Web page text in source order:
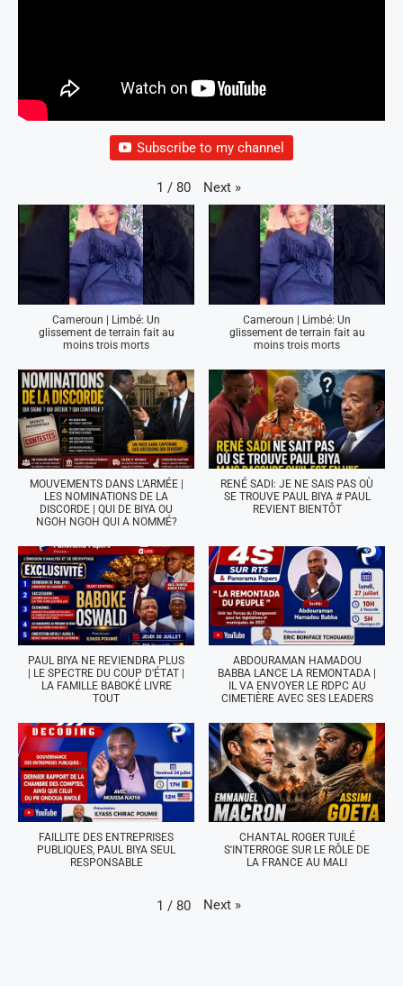
Subscribe to my channel
1 / 80 Next »
Cameroun | Limbé: Un
glissement de terrain fait au
moins trois morts
Cameroun | Limbé: Un
glissement de terrain fait au
moins trois morts
MOUVEMENTS DANS L'ARMÉE |
LES NOMINATIONS DE LA
DISCORDE | QUI DE BIYA OU
NGOH NGOH QUI A NOMMÉ?
RENÉ SADI: JE NE SAIS PAS OÙ
SE TROUVE PAUL BIYA # PAUL
REVIENT BIENTÔT
PAUL BIYA NE REVIENDRA PLUS
| LE SPECTRE DU COUP D'ÉTAT |
LA FAMILLE BABOKÉ LIVRE
TOUT
ABDOURAMAN HAMADOU
BABBA LANCE LA REMONTADA |
IL VA ENVOYER LE RDPC AU
CIMETIÈRE AVEC SES LEADERS
FAILLITE DES ENTREPRISES
PUBLIQUES, PAUL BIYA SEUL
RESPONSABLE
CHANTAL ROGER TUILÉ
S'INTERROGE SUR LE RÔLE DE
LA FRANCE AU MALI
1 / 80 Next »